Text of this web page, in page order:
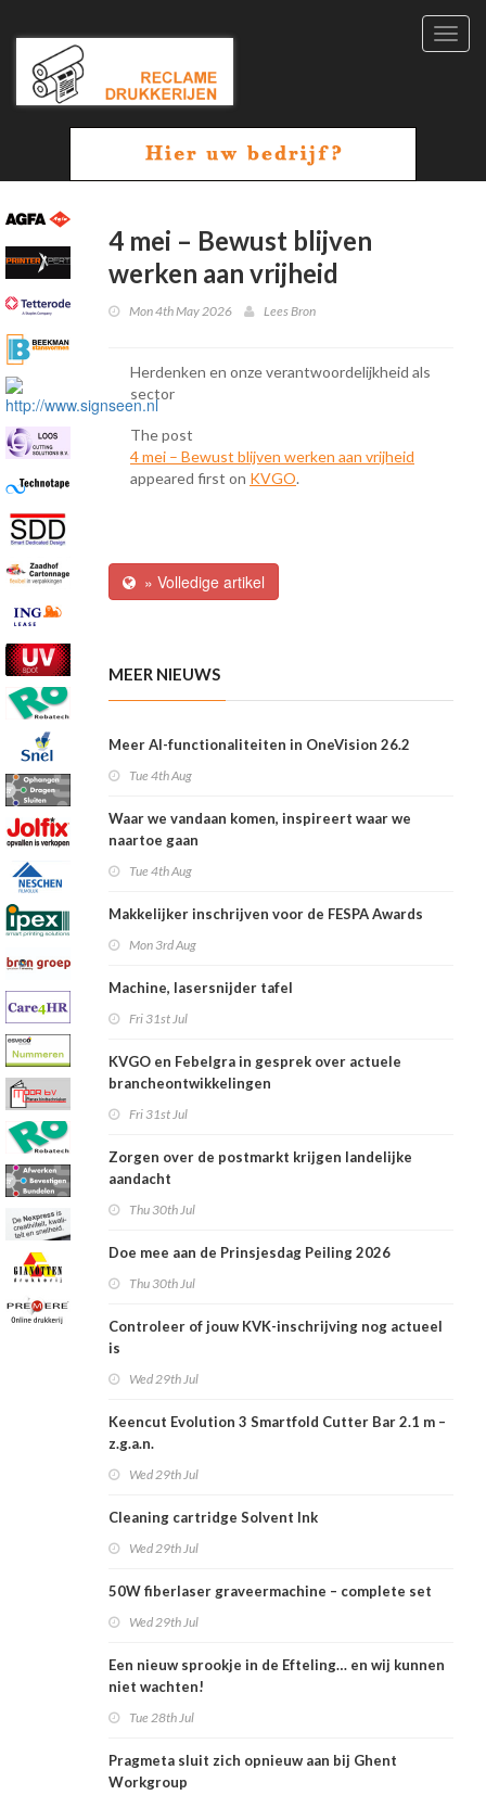
4 mei – Bewust blijven
werken aan vrijheid
Mon 4th May 2026 Lees Bron
Herdenken en onze verantwoordelijkheid als
sector
The post
4 mei – Bewust blijven werken aan vrijheid
appeared first on KVGO.
» Volledige artikel
MEER NIEUWS
Meer AI-functionaliteiten in OneVision 26.2
Tue 4th Aug
Waar we vandaan komen, inspireert waar we
naartoe gaan
Tue 4th Aug
Makkelijker inschrijven voor de FESPA Awards
Mon 3rd Aug
Machine, lasersnijder tafel
Fri 31st Jul
KVGO en Febelgra in gesprek over actuele
brancheontwikkelingen
Fri 31st Jul
Zorgen over de postmarkt krijgen landelijke
aandacht
Thu 30th Jul
Doe mee aan de Prinsjesdag Peiling 2026
Thu 30th Jul
Controleer of jouw KVK-inschrijving nog actueel
is
Wed 29th Jul
Keencut Evolution 3 Smartfold Cutter Bar 2.1 m –
z.g.a.n.
Wed 29th Jul
Cleaning cartridge Solvent Ink
Wed 29th Jul
50W fiberlaser graveermachine – complete set
Wed 29th Jul
Een nieuw sprookje in de Efteling… en wij kunnen
niet wachten!
Tue 28th Jul
Pragmeta sluit zich opnieuw aan bij Ghent
Workgroup